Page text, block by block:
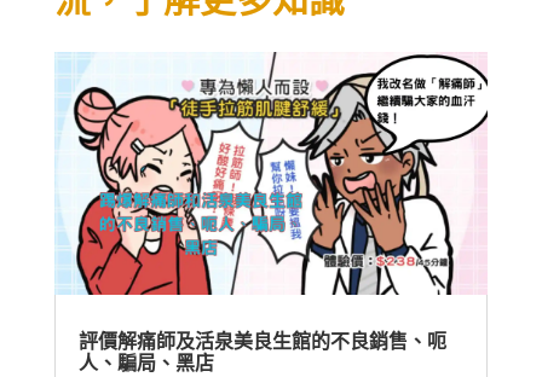
評價解痛師及活泉美良生館的不良銷售、呃
人、騙局、黑店